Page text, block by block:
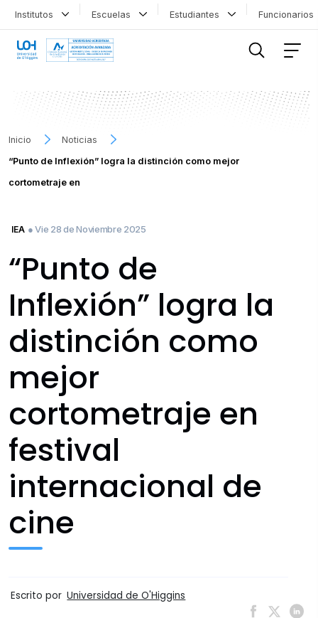
Institutos Escuelas Estudiantes
Inicio
Noticias
“Punto de Inflexión” logra la distinción como mejor
cortometraje en
IEA ● Vie 28 de Noviembre 2025
“Punto de
Inflexión” logra la
distinción como
mejor
cortometraje en
festival
internacional de
cine
Escrito por Universidad de O'Higgins